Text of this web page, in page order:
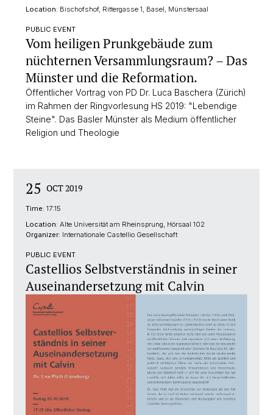
Location: Bischofshof, Rittergasse 1, Basel, Münstersaal
PUBLIC EVENT
Vom heiligen Prunkgebäude zum
nüchternen Versammlungsraum? – Das
Münster und die Reformation.
Öffentlicher Vortrag von PD Dr. Luca Baschera (Zürich)
im Rahmen der Ringvorlesung HS 2019: "Lebendige
Steine". Das Basler Münster als Medium öffentlicher
Religion und Theologie
25 OCT 2019
Time: 17:15
Location: Alte Universität am Rheinsprung, Hörsaal 102
Organizer: Internationale Castellio Gesellschaft
PUBLIC EVENT
Castellios Selbstverständnis in seiner
Auseinandersetzung mit Calvin